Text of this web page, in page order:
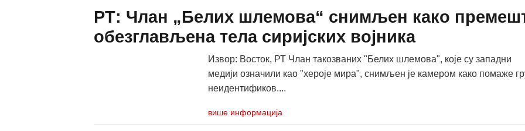
РТ: Члан „Белих шлемова“ снимљен како
обезглављена тела сиријских војника
Извор: Восток, РТ Члан такозваних "Белих шлемова", које су западни
медији означили као "хероје мира", снимљен је камером како помаже
неидентификов....
више информација